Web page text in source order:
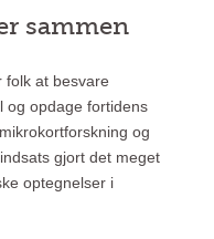
sammen
folk at besvare
og opdage fortidens
og
gjort det meget
optegnelser i